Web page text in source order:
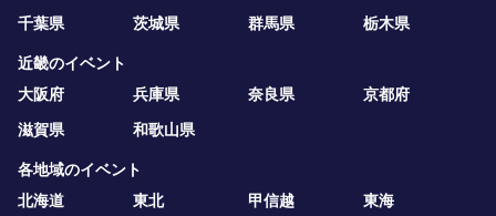
千葉県
茨城県 群馬県 栃木県
近畿のイベント
大阪府
兵庫県 奈良県
京都府
滋賀県
和歌山県
各地域のイベント
北海道
東北 甲信越 東海